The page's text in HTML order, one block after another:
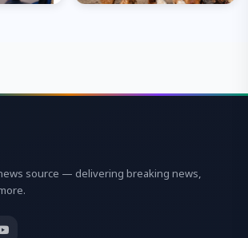
source — delivering breaking news,